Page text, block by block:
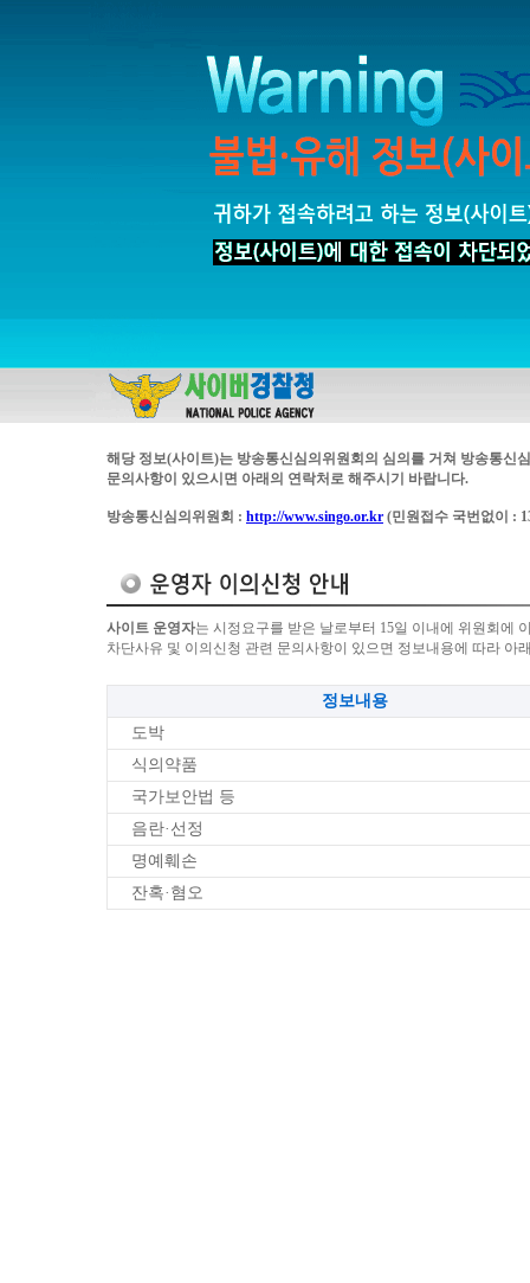
해당 정보(사이트)는 방송통신심의위원회의 심의를 거쳐 방송통신
문의사항이 있으시면 아래의 연락처로 해주시기 바랍니다.
방송통신심의위원회 : http://www.singo.or.kr (민원접수 국번없이 :
사이트 운영자는 시정요구를 받은 날로부터 15일 이내에 위원회에
차단사유 및 이의신청 관련 문의사항이 있으면 정보내용에 따라 아
정보내용
도박
식의약품
국가보안법 등
음란·선정
명예훼손
잔혹·혐오